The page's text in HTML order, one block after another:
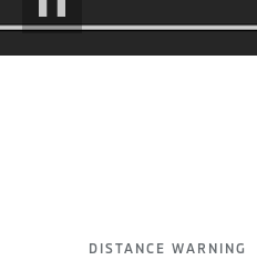
PAUSE
DISTANCE WARNING